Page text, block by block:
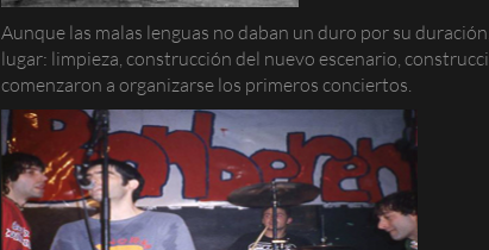
Aunque las malas lenguas no daban un duro por su
lugar: limpieza, construcción del nuevo escenario,
comenzaron a organizarse los primeros conciertos.